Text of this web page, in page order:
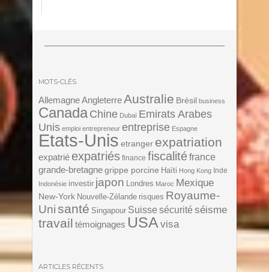
MOTS-CLÉS
Allemagne AngleterreAustralie Brésil business
Canada Chine Dubaï Emirats Arabes
Unis emploi entrepreneur entreprise Espagne
Etats-Unis etranger expatriation
expatrié expatriés finance fiscalitéfrance
grande-bretagne grippe porcine Haïti Hong Kong Inde
Indonésie investir japon Londres Maroc Mexique
New-York Nouvelle-Zélande risques Royaume-
Unisanté Singapour Suisse sécurité séisme
travail témoignages USA visa
ARTICLES RÉCENTS